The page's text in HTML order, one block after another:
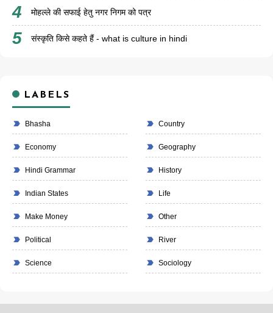
मोहल्ले की सफाई हेतु नगर निगम को पत्र
संस्कृति किसे कहते हैं - what is culture in hindi
LABELS
Bhasha Country
Economy Geography
Hindi Grammar History
Indian States Life
Make Money Other
Political River
Science Sociology